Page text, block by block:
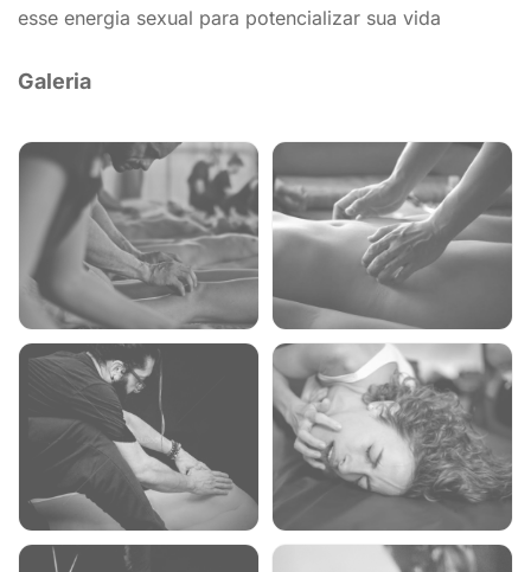
esse energia sexual para potencializar sua vida
Galeria